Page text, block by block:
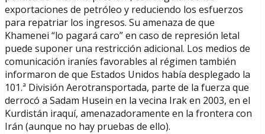
exportaciones de petróleo y reduciendo los esfuerzos
para repatriar los ingresos. Su amenaza de que
Khamenei “lo pagará caro” en caso de represión letal
puede suponer una restricción adicional. Los medios de
comunicación iraníes favorables al régimen también
informaron de que Estados Unidos había desplegado la
101.ª División Aerotransportada, parte de la fuerza que
derrocó a Sadam Husein en la vecina Irak en 2003, en el
Kurdistán iraquí, amenazadoramente en la frontera con
Irán (aunque no hay pruebas de ello).